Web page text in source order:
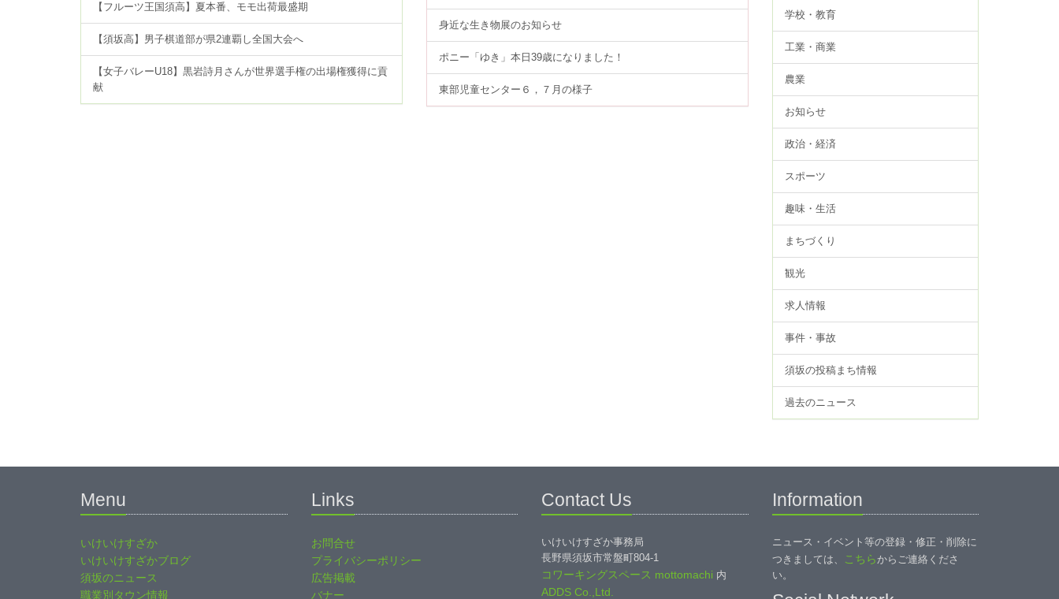
【フルーツ王国須高】夏本番、モモ出荷最盛期
【須坂高】男子棋道部が県2連覇し全国大会へ
【女子バレーU18】黒岩詩月さんが世界選手権の出場権獲得に貢
献
身近な生き物展のお知らせ
ポニー「ゆき」本日39歳になりました！
東部児童センター６，７月の様子
学校・教育
工業・商業
農業
お知らせ
政治・経済
スポーツ
趣味・生活
まちづくり
観光
求人情報
事件・事故
須坂の投稿まち情報
過去のニュース
Menu
いけいけすざか
いけいけすざかブログ
須坂のニュース
職業別タウン情報
Links
お問合せ
プライバシーポリシー
広告掲載
バナー
Contact Us
いけいけすざか事務局
長野県須坂市常盤町804-1
コワーキングスペース mottomachi 内
ADDS Co.,Ltd.
Information
ニュース・イベント等の登録・修正・削除に
つきましては、
こちらからご連絡くださ
い。